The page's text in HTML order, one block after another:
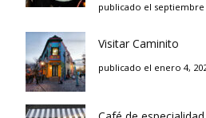
publicado el septiembre
Visitar Caminito
publicado el enero 4,